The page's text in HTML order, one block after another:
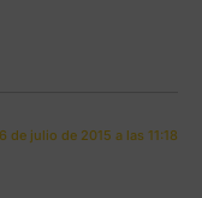
6 de julio de 2015 a las 11:18